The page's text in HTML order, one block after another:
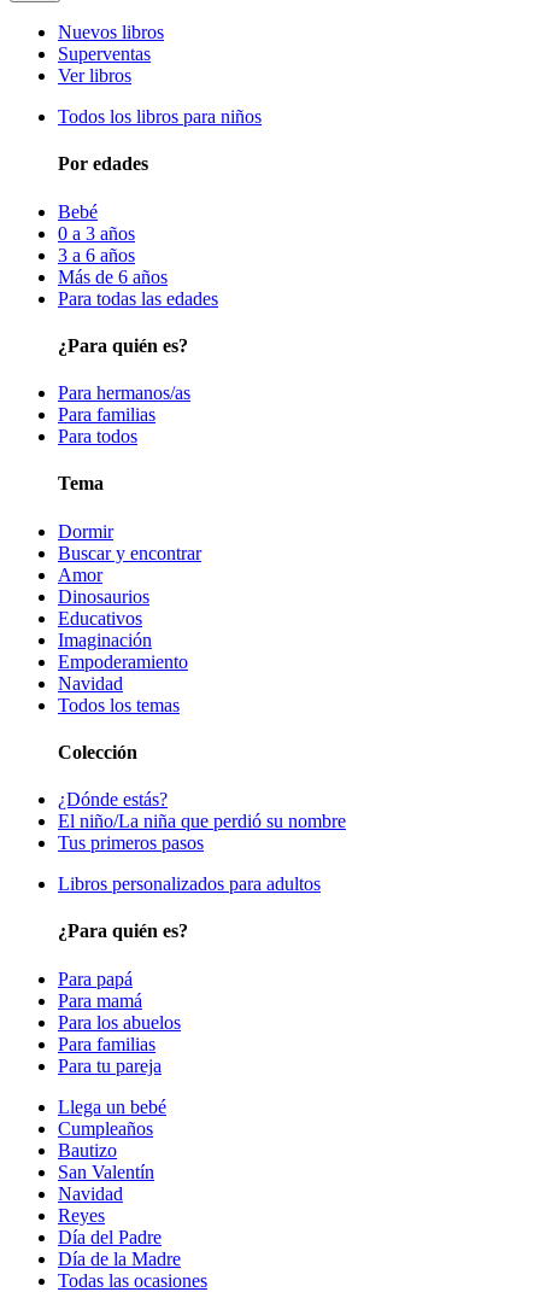
Nuevos libros
Superventas
Ver libros
Todos los libros para niños
Por edades
Bebé
0 a 3 años
3 a 6 años
Más de 6 años
Para todas las edades
¿Para quién es?
Para hermanos/as
Para familias
Para todos
Tema
Dormir
Buscar y encontrar
Amor
Dinosaurios
Educativos
Imaginación
Empoderamiento
Navidad
Todos los temas
Colección
¿Dónde estás?
El niño/La niña que perdió su nombre
Tus primeros pasos
Libros personalizados para adultos
¿Para quién es?
Para papá
Para mamá
Para los abuelos
Para familias
Para tu pareja
Llega un bebé
Cumpleaños
Bautizo
San Valentín
Navidad
Reyes
Día del Padre
Día de la Madre
Todas las ocasiones